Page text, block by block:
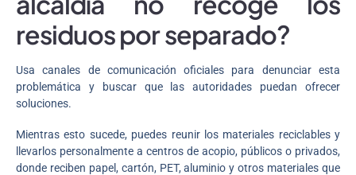
residuos por separado?
Usa canales de comunicación oficiales para denunciar esta
problemática y buscar que las autoridades puedan ofrecer
soluciones.
Mientras esto sucede, puedes reunir los materiales reciclables y
llevarlos personalmente a centros de acopio, públicos o privados,
donde reciben papel, cartón, PET, aluminio y otros materiales que